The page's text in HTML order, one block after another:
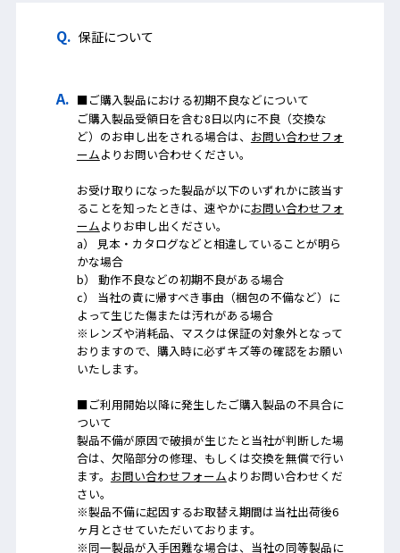
保証について
■ご購入製品における初期不良などについて
ご購入製品受領日を含む8日以内に不良（交換な
ど）のお申し出をされる場合は、 お問い合わせフォ
ームよりお問い合わせください。
お受け取りになった製品が以下のいずれかに該当す
ることを知ったときは、速やかにお問い合わせフォ
ームよりお申し出ください。
a） 見本・カタログなどと相違していることが明ら
かな場合
b） 動作不良などの初期不良がある場合
c） 当社の責に帰すべき事由（梱包の不備など）に
よって生じた傷または汚れがある場合
※レンズや消耗品、マスクは保証の対象外となって
おりますので、購入時に必ずキズ等の確認をお願い
いたします。
■ご利用開始以降に発生したご購入製品の不具合に
ついて
製品不備が原因で破損が生じたと当社が判断した場
合は、欠陥部分の修理、もしくは交換を無償で行い
ます。 お問い合わせフォームよりお問い合わせくだ
さい。
※製品不備に起因するお取替え期間は当社出荷後6
ヶ月とさせていただいております。
※同一製品が入手困難な場合は、当社の同等製品に